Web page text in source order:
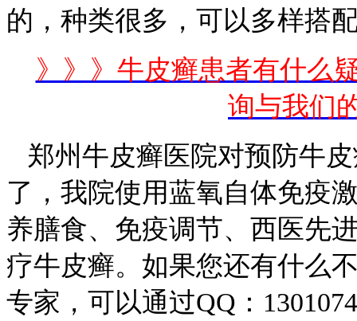
的，种类很多，可以多样搭
》》》牛皮癣患者有什么
询与我们
郑州牛皮癣医院对预防牛
了，我院使用蓝氧自体免疫
养膳食、免疫调节、西医先
疗牛皮癣。如果您还有什么
专家，可以通过QQ：